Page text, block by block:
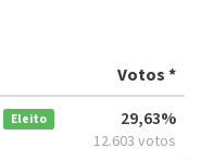
Votos *
Eleito 29,63%
12.603 votos